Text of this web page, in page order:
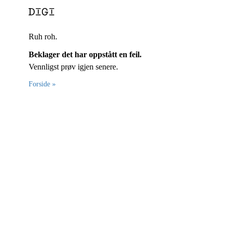
Ruh roh.
Beklager det har oppstått en feil.
Vennligst prøv igjen senere.
Forside »